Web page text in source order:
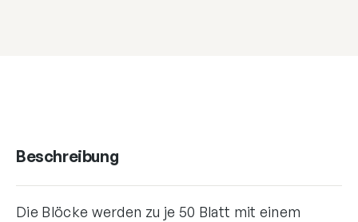
Beschreibung
Die Blöcke werden zu je 50 Blatt mit einem